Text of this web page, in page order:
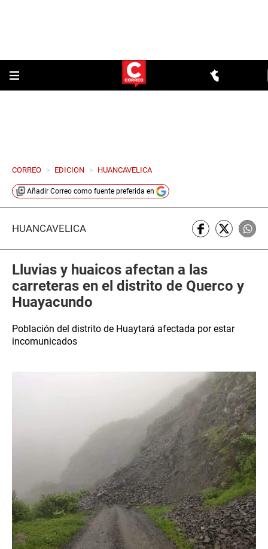
CORREO > EDICION > HUANCAVELICA
Añadir Correo como fuente preferida en
HUANCAVELICA
Lluvias y huaicos afectan a las
carreteras en el distrito de Querco y
Huayacundo
Población del distrito de Huaytará afectada por estar
incomunicados